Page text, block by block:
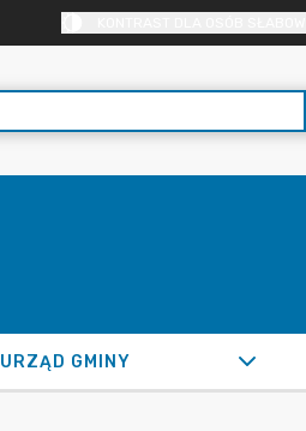
URZĄD GMINY